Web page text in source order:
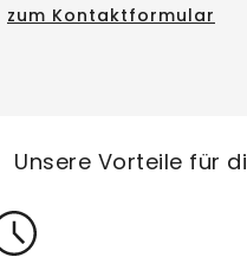
zum Kontaktformular
Unsere Vorteile für